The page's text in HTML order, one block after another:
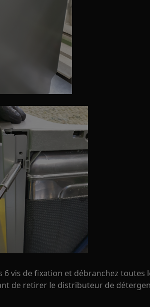
6 vis de fixation et débranchez toutes
de retirer le distributeur de